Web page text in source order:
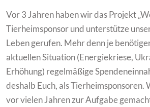
Vor 3 Jahren haben wir das Projekt
Tierheimsponsor und unterstütze
Leben gerufen. Mehr denn je
aktuellen Situation (Energiekriese,
Erhöhung) regelmäßige
deshalb Euch, als Tierheimsponsoren.
vor vielen Jahren zur Aufgabe